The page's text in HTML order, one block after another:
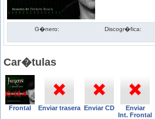
G�nero: Discogr�fica:
Car�tulas
Frontal Enviar trasera Enviar CD
Enviar
Int. Frontal